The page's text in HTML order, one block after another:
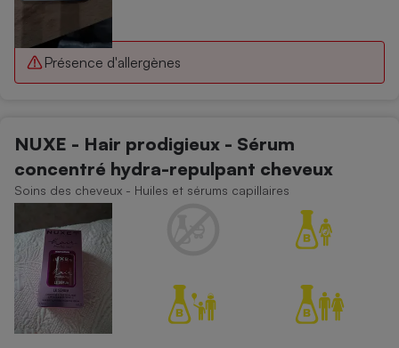
Présence d'allergènes
NUXE - Hair prodigieux - Sérum
concentré hydra-repulpant cheveux
Soins des cheveux - Huiles et sérums capillaires